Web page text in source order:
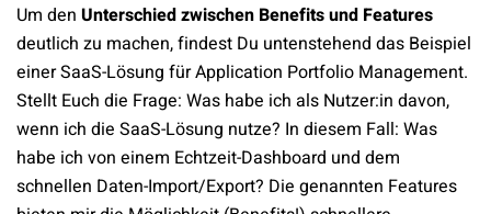
Um den Unterschied zwischen Benefits und Features
deutlich zu machen, findest Du untenstehend das Beispiel
einer SaaS-Lösung für Application Portfolio Management.
Stellt Euch die Frage: Was habe ich als Nutzer:in davon,
wenn ich die SaaS-Lösung nutze? In diesem Fall: Was
habe ich von einem Echtzeit-Dashboard und dem
schnellen Daten-Import/Export? Die genannten Features